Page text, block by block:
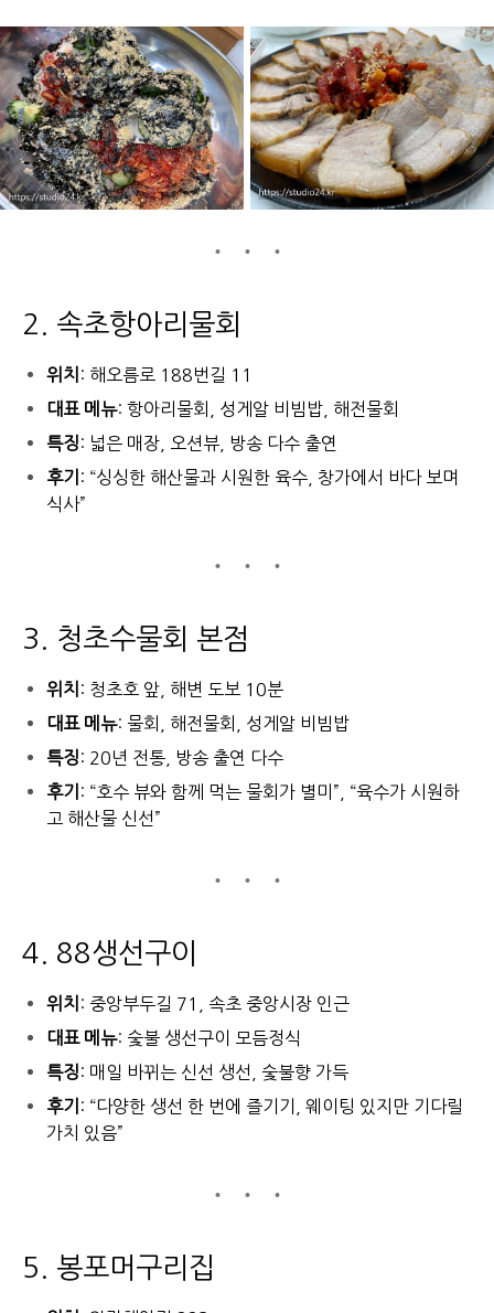
2. 속초항아리물회
위치 : 해오름로 188번길 11
대표 메뉴: 항아리물회, 성게알 비빔밥, 해전물회
특징: 넓은 매장, 오션뷰, 방송 다수 출연
후기 : “싱싱한 해산물과 시원한 육수, 창가에서 바다 보며
식사”
3. 청초수물회 본점
위치 : 청초호 앞, 해변 도보 10분
대표 메뉴: 물회, 해전물회, 성게알 비빔밥
특징: 20년 전통, 방송 출연 다수
후기 : “호수 뷰와 함께 먹는 물회가 별미”, “육수가 시원하
고 해산물 신선”
4. 88생선구이
위치 : 중앙부두길 71, 속초 중앙시장 인근
대표 메뉴: 숯불 생선구이 모듬정식
특징: 매일 바뀌는 신선 생선, 숯불향 가득
후기 : “다양한 생선 한 번에 즐기기, 웨이팅 있지만 기다릴
가치 있음”
5. 봉포머구리집